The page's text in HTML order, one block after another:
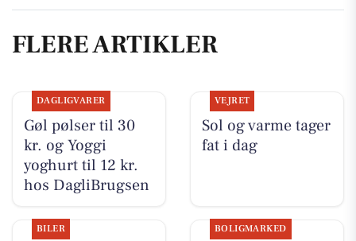
FLERE ARTIKLER
DAGLIGVARER
Gøl pølser til 30
kr. og Yoggi
yoghurt til 12 kr.
hos DagliBrugsen
VEJRET
Sol og varme tager
fat i dag
BILER BOLIGMARKED